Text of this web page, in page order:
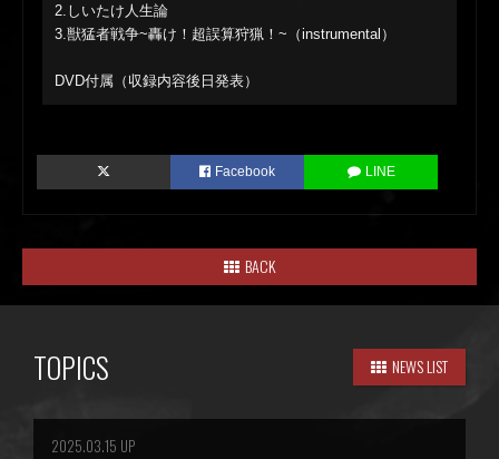
2.しいたけ人生論
3.獣猛者戦争~轟け！超誤算狩猟！~（instrumental）
DVD付属（収録内容後日発表）
Facebook LINE
BACK
TOPICS NEWS LIST
2025.03.15 UP